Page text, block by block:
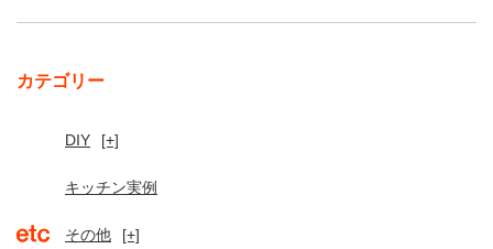
カテゴリー
DIY [+]
キッチン実例
その他 [+]